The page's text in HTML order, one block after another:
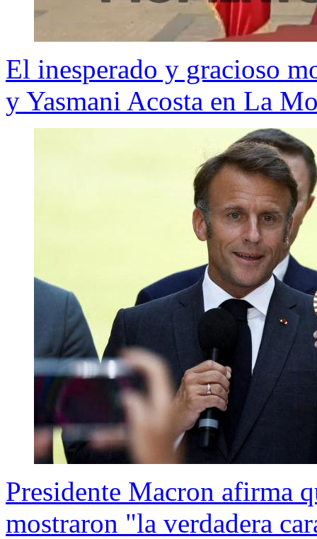
El inesperado y gracioso
y Yasmani Acosta en La
Presidente Macron afirma
mostraron "la verdadera